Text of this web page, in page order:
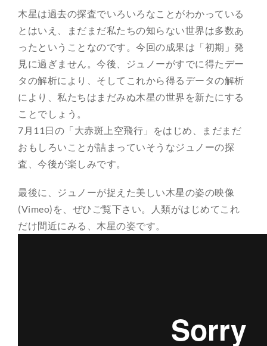
木星は過去の探査でいろいろなことがわかっている
とはいえ、まだまだ私たちの知らない世界は多数あ
ったということなのです。今回の成果は「初期」発
見に過ぎません。今後、ジュノーがすでに得たデー
タの解析により、そしてこれから得るデータの解析
により、私たちはまだみぬ木星の世界を新たにする
ことでしょう。
7月11日の「大赤斑上空飛行」をはじめ、まだまだ
おもしろいことが詰まっていそうなジュノーの探
査、今後が楽しみです。
最後に、ジュノーが捉えた美しい木星の姿の映像
(Vimeo)を、ぜひご覧下さい。人類がはじめてこれ
だけ間近にみる、木星の姿です。